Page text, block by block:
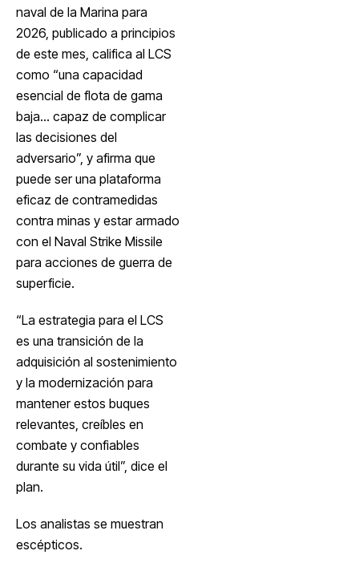
naval de la Marina para
2026, publicado a principios
de este mes, califica al LCS
como “una capacidad
esencial de flota de gama
baja… capaz de complicar
las decisiones del
adversario”, y afirma que
puede ser una plataforma
eficaz de contramedidas
contra minas y estar armado
con el Naval Strike Missile
para acciones de guerra de
superficie.
“La estrategia para el LCS
es una transición de la
adquisición al sostenimiento
y la modernización para
mantener estos buques
relevantes, creíbles en
combate y confiables
durante su vida útil”, dice el
plan.
Los analistas se muestran
escépticos.